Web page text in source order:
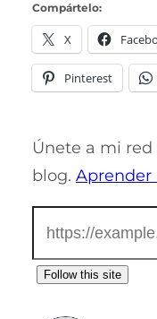
Compártelo:
X
Pinterest
Únete a mi
blog. Aprender
Follow this site